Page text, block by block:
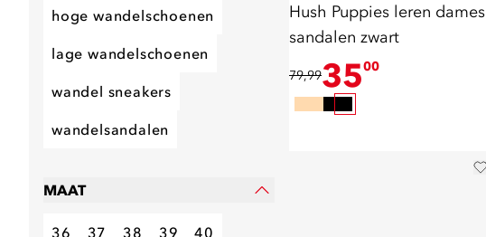
hoge wandelschoenen
lage wandelschoenen
wandel sneakers
wandelsandalen
MAAT
36 37 38 39
40
Hush Puppies leren dames
sandalen zwart
79,993500